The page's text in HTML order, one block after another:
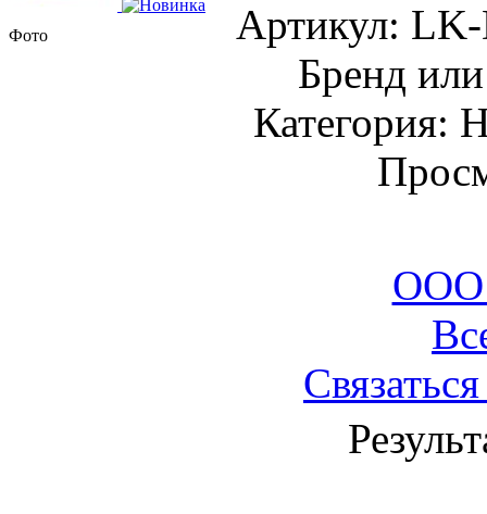
Фото
Артикул:
Бренд
Категория: